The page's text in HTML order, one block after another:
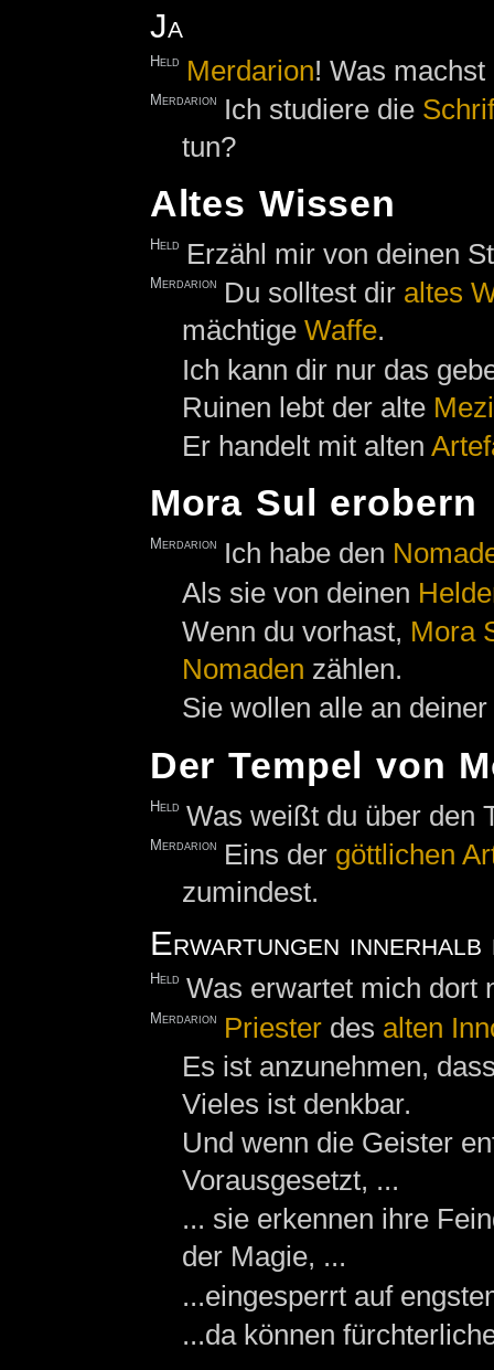
Ja
Held Merdarion! Was machst
Merdarion Ich studiere die
tun?
Altes Wissen
Held Erzähl mir von deinen
Merdarion Du solltest dir altes
mächtige Waffe.
Ich kann dir nur das
Ruinen lebt der alte
Er handelt mit alten
Mora Sul erobern
Merdarion Ich habe den
Als sie von deinen
Wenn du vorhast, Mora
Nomaden zählen.
Sie wollen alle an
Der Tempel von
Held Was weißt du über den
Merdarion Eins der göttlichen
zumindest.
Erwartungen innerhalb
Held Was erwartet mich dort
Merdarion Priester des alten
Es ist anzunehmen,
Vieles ist denkbar.
Und wenn die Geister
Vorausgesetzt, ...
... sie erkennen ihre
der Magie, ...
...eingesperrt auf
...da können